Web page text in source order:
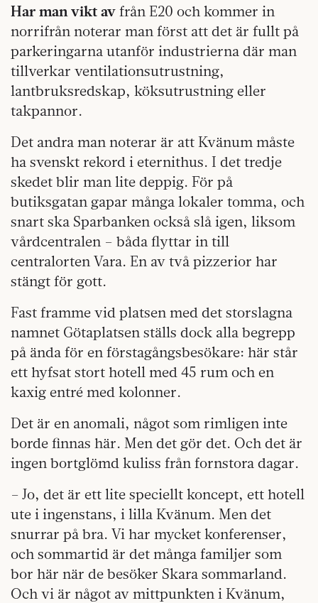
Har man vikt av från E20 och kommer in
norrifrån noterar man först att det är fullt på
parkeringarna utanför industrierna där man
tillverkar ventilationsutrustning,
lantbruksredskap, köksutrustning eller
takpannor.
Det andra man noterar är att Kvänum måste
ha svenskt rekord i eternithus. I det tredje
skedet blir man lite deppig. För på
butiksgatan gapar många lokaler tomma, och
snart ska Sparbanken också slå igen, liksom
vårdcentralen – båda flyttar in till
centralorten Vara. En av två pizzerior har
stängt för gott.
Fast framme vid platsen med det storslagna
namnet Götaplatsen ställs dock alla begrepp
på ända för en förstagångsbesökare: här står
ett hyfsat stort hotell med 45 rum och en
kaxig entré med kolonner.
Det är en anomali, något som rimligen inte
borde finnas här. Men det gör det. Och det är
ingen bortglömd kuliss från fornstora dagar.
– Jo, det är ett lite speciellt koncept, ett hotell
ute i ingenstans, i lilla Kvänum. Men det
snurrar på bra. Vi har mycket konferenser,
och sommartid är det många familjer som
bor här när de besöker Skara sommarland.
Och vi är något av mittpunkten i Kvänum,